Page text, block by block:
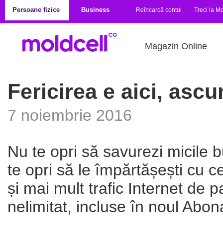
Persoane fizice
Business Reîncarcă contul Treci la
Magazin Online
Fericirea e aici,
7 noiembrie 2016
Nu te opri să savurezi micile
te opri să le împărtășești cu
și mai mult trafic Internet de
nelimitat, incluse în noul